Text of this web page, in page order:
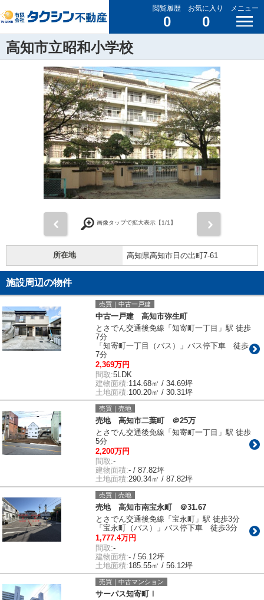
閲覧履歴
0
お気に入り
0
メニュー
高知市立昭和小学校
画像タップで拡大表示【1/1】
所在地 高知県高知市日の出町7-61
施設周辺の物件
売買｜中古一戸建
中古一戸建 高知市弥生町
とさでん交通後免線「知寄町一丁目」駅 徒歩
7分
「知寄町一丁目（バス）」バス停下車 徒歩
7分
2,369万円
間取:5LDK
建物面積:114.68㎡ / 34.69坪
土地面積:100.20㎡ / 30.31坪
売買｜売地
売地 高知市二葉町 ＠25万
とさでん交通後免線「知寄町一丁目」駅 徒歩
5分
2,200万円
間取:-
建物面積:- / 87.82坪
土地面積:290.34㎡ / 87.82坪
売買｜売地
売地 高知市南宝永町 ＠31.67
とさでん交通後免線「宝永町」駅 徒歩3分
「宝永町（バス）」バス停下車 徒歩3分
1,777.4万円
間取:-
建物面積:- / 56.12坪
土地面積:185.55㎡ / 56.12坪
売買｜中古マンション
サーパス知寄町Ⅰ